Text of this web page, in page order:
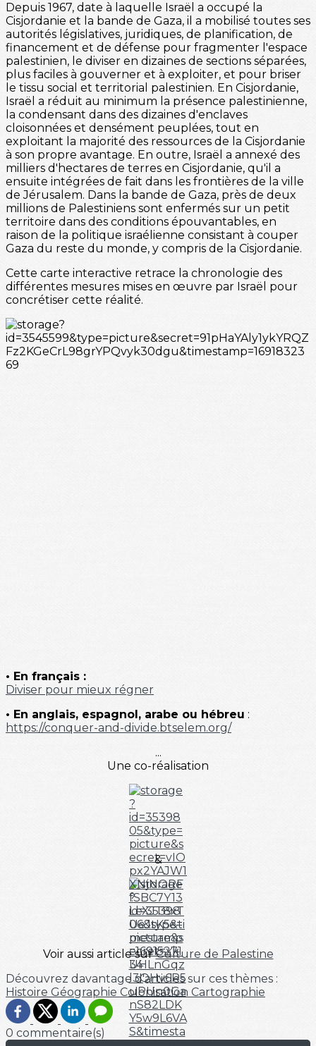
Depuis 1967, date à laquelle Israël a occupé la
Cisjordanie et la bande de Gaza, il a mobilisé toutes ses
autorités législatives, juridiques, de planification, de
financement et de défense pour fragmenter l'espace
palestinien, le diviser en dizaines de sections séparées,
plus faciles à gouverner et à exploiter, et pour briser
le tissu social et territorial palestinien. En Cisjordanie,
Israël a réduit au minimum la présence palestinienne,
la condensant dans des dizaines d'enclaves
cloisonnées et densément peuplées, tout en
exploitant la majorité des ressources de la Cisjordanie
à son propre avantage. En outre, Israël a annexé des
milliers d'hectares de terres en Cisjordanie, qu'il a
ensuite intégrées de fait dans les frontières de la ville
de Jérusalem. Dans la bande de Gaza, près de deux
millions de Palestiniens sont enfermés sur un petit
territoire dans des conditions épouvantables, en
raison de la politique israélienne consistant à couper
Gaza du reste du monde, y compris de la Cisjordanie.
Cette carte interactive retrace la chronologie des
différentes mesures mises en œuvre par Israël pour
concrétiser cette réalité.
• En français :
Diviser pour mieux régner
• En anglais, espagnol, arabe ou hébreu :
https://conquer-and-divide.btselem.org/
...
Une co-réalisation
&
Voir aussi article surCulture de Palestine
Découvrez davantage d'articles sur ces thèmes :
Histoire Géographie Colonisation Cartographie
0 commentaire(s)